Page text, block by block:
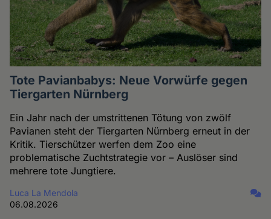
Tote Pavianbabys: Neue Vorwürfe gegen
Tiergarten Nürnberg
Ein Jahr nach der umstrittenen Tötung von zwölf
Pavianen steht der Tiergarten Nürnberg erneut in der
Kritik. Tierschützer werfen dem Zoo eine
problematische Zuchtstrategie vor – Auslöser sind
mehrere tote Jungtiere.
Luca La Mendola
06.08.2026